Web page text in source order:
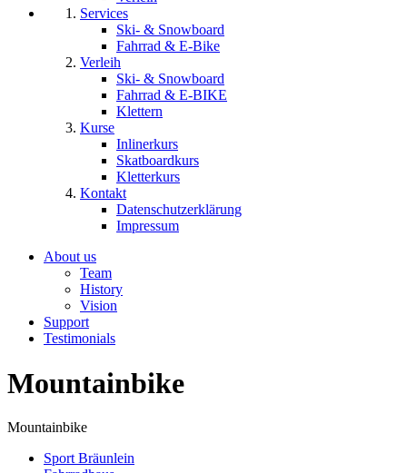
Services
Ski- & Snowboard
Fahrrad & E-Bike
Verleih
Ski- & Snowboard
Fahrrad & E-BIKE
Klettern
Kurse
Inlinerkurs
Skatboardkurs
Kletterkurs
Kontakt
Datenschutzerklärung
Impressum
About us
Team
History
Vision
Support
Testimonials
Mountainbike
Mountainbike
Sport Bräunlein